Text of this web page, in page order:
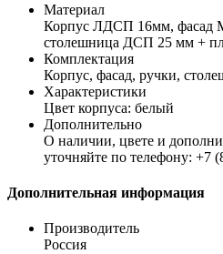
Материал
Корпус ЛДСП 16мм,
столешница ДСП 25 мм +
Комплектация
Корпус, фасад, ручки,
Характеристики
Цвет корпуса: белый
Дополнительно
О наличии, цвете и
уточняйте по телефону: +7
Дополнительная информация
Производитель
Россия